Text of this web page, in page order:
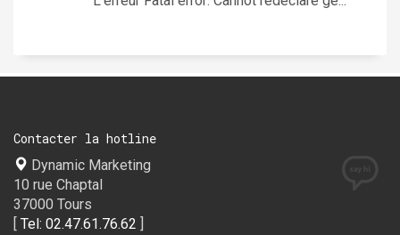
Contacter la hotline
Dynamic Marketing
10 rue Chaptal
37000 Tours
[ Tel: 02.47.61.76.62 ]